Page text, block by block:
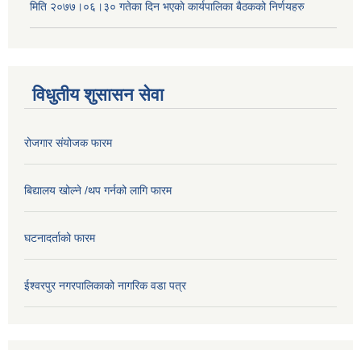
मिति २०७७।०६।३० गतेका दिन भएकाे कार्यपालिका बैठकको निर्णयहरु
विधुतीय शुसासन सेवा
रोजगार संयोजक फारम
बिद्यालय खोल्ने /थप गर्नको लागि फारम
घटनादर्ताको फारम
ईश्वरपुर नगरपालिकाको नागरिक वडा पत्र